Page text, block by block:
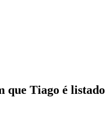
que Tiago é listado